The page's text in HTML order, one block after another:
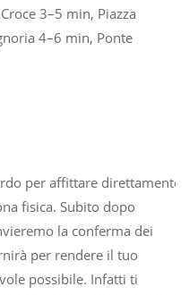
3–5 min, Piazza
4–6 min, Ponte
per affittare direttamente
fisica. Subito dopo
la conferma dei
per rendere il tuo
possibile. Infatti ti